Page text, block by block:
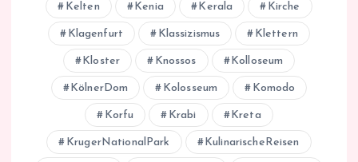
Kelten Kenia Kerala Kirche
Klagenfurt Klassizismus Klettern
Kloster Knossos Kolloseum
KölnerDom Kolosseum Komodo
Korfu Krabi Kreta
KrugerNationalPark KulinarischeReisen